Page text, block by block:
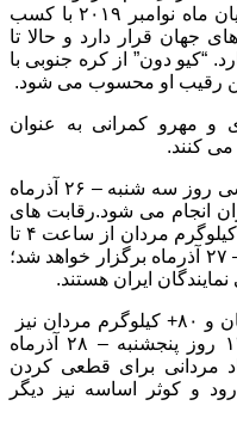
اهدا خواهد شد که سجاد مردانی تا پایان ماه نوامبر ۲۰۱۹ با کسب
جهان قرار دارد و حالا تا
“کیو دون” از کره جنوبی با
و مهرو کمرانی به عنوان
می کنند.
جلسه سرپرستان و مراسم قرعه کشی روز سه شنبه – ۲۶ آذرماه
به وقت ایران انجام می شود.رقابت های
اوزان ۶۷- کیلوگرم زنان و ۶۸- و ۸۰- کیلوگرم مردان از ساعت ۴ تا
۸:۳۰ و ۹:۳۰ تا ۱۴:۳۰ روز چهارشنبه – ۲۷ آذرماه برگزار خواهد شد؛
ایران هستند.
مبارزات اوزان ۴۹- و ۵۷- کیلوگرم زنان و ۸۰+ کیلوگرم مردان نیز
از ساعت ۴ تا ۸:۳۰ و ۹:۳۰ تا ۱۴:۳۰ روز پنجشنبه – ۲۸ آذرماه
مردانی برای قطعی کردن
میدان می رود و کوثر اساسه نیز دیگر